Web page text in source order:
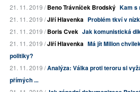
21. 11. 2019 /Beno Trávníček Brodský Kam s
21. 11. 2019 /Jiří Hlavenka Problém tkví v
21. 11. 2019 /Boris Cvek Jak komunistická
21. 11. 2019 /Jiří Hlavenka Má jít Milion
politiky?
21. 11. 2019 /Analýza: Válka proti teroru si
přímých ...